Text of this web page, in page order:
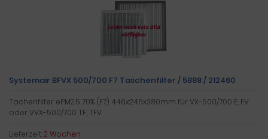
Systemair BFVX 500/700 F7 Taschenfilter / 5888 / 212460
Tachenfilter ePM2.5 70% (F7) 446x246x380mm für VX-500/700 E, EV
oder VVX-500/700 TF, TFV.
Lieferzeit:2 Wochen